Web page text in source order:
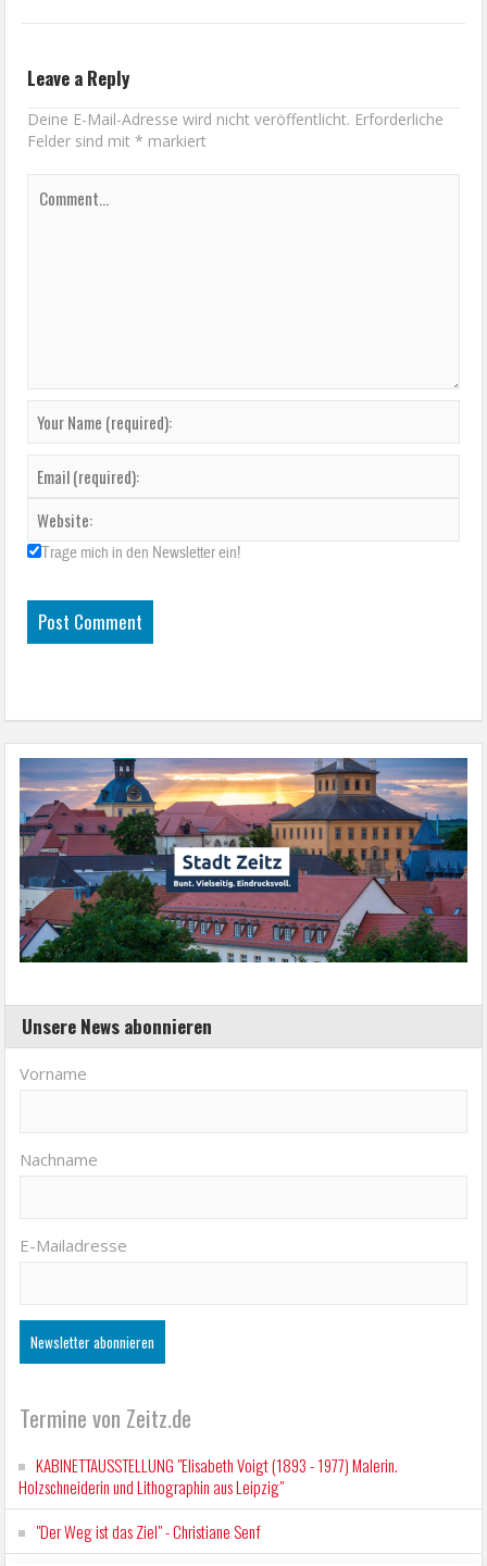
Leave a Reply
Deine E-Mail-Adresse wird nicht veröffentlicht. Erforderliche
Felder sind mit* markiert
Trage mich in den Newsletter ein!
Unsere News abonnieren
Vorname
Nachname
E-Mailadresse
Termine von Zeitz.de
KABINETTAUSSTELLUNG "Elisabeth Voigt (1893 - 1977) Malerin.
Holzschneiderin und Lithographin aus Leipzig"
"Der Weg ist das Ziel" - Christiane Senf